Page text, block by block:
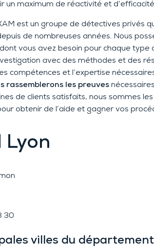
un maximum de réactivité et
est un groupe de détectives privés
de nombreuses années. Nous
vous avez besoin pour chaque
avec des méthodes et des
compétences et l’expertise
rassemblerons les preuves
de clients satisfaits, nous sommes
obtenir de l’aide et gagner vos
Lyon
30
villes du